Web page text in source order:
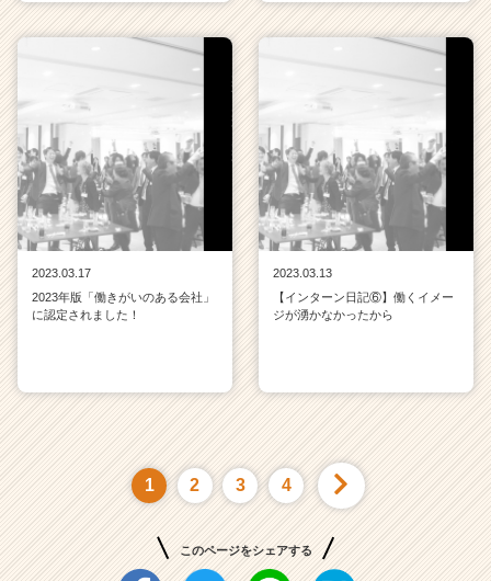
2023.03.17
2023年版「働きがいのある会社」
に認定されました！
2023.03.13
【インターン日記⑥】働くイメー
ジが湧かなかったから
1 2 3 4
このページをシェアする